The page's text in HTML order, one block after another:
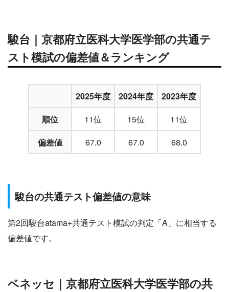
駿台｜京都府立医科大学医学部の共通テ
スト模試の偏差値＆ランキング
2025年度 2024年度
2023年度
順位
11位 15位
11位
偏差値
67.0 67.0 68.0
駿台の共通テスト偏差値の意味
第2回駿台atama+共通テスト模試の判定「A」に相当する
偏差値です。
ベネッセ｜京都府立医科大学医学部の共